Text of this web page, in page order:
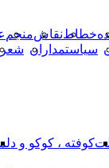
خطاطنقاشمنجم
سیاستمداران شعرا
کوفته ، کوکو و